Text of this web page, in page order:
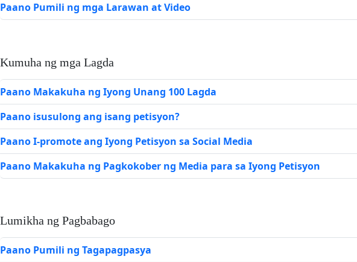
Paano Pumili ng mga Larawan at Video
Kumuha ng mga Lagda
Paano Makakuha ng Iyong Unang 100 Lagda
Paano isusulong ang isang petisyon?
Paano I-promote ang Iyong Petisyon sa Social Media
Paano Makakuha ng Pagkokober ng Media para sa Iyong Petisyon
Lumikha ng Pagbabago
Paano Pumili ng Tagapagpasya